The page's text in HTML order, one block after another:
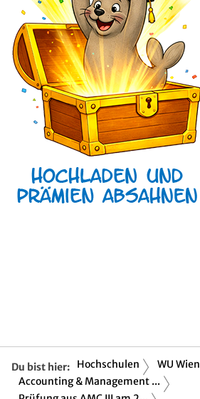
Du bist hier: Hochschulen WU Wien
Accounting & Management ...